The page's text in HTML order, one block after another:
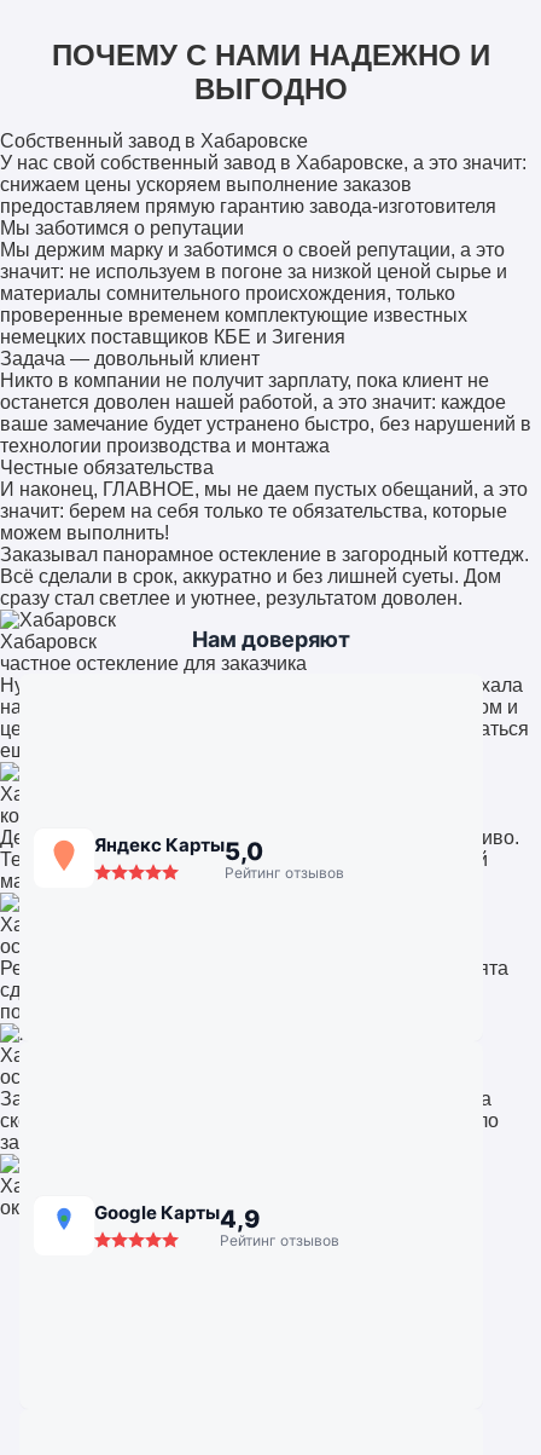
ПОЧЕМУ С НАМИ НАДЕЖНО И
ВЫГОДНО
Собственный завод в Хабаровске
У нас свой собственный завод в Хабаровске, а это значит:
снижаем цены ускоряем выполнение заказов
предоставляем прямую гарантию завода-изготовителя
Мы заботимся о репутации
Мы держим марку и заботимся о своей репутации, а это
значит: не используем в погоне за низкой ценой сырье и
материалы сомнительного происхождения, только
проверенные временем комплектующие известных
немецких поставщиков КБЕ и Зигения
Задача — довольный клиент
Никто в компании не получит зарплату, пока клиент не
останется доволен нашей работой, а это значит: каждое
ваше замечание будет устранено быстро, без нарушений в
технологии производства и монтажа
Честные обязательства
И наконец, ГЛАВНОЕ, мы не даем пустых обещаний, а это
значит: берем на себя только те обязательства, которые
можем выполнить!
Заказывал панорамное остекление в загородный коттедж.
Всё сделали в срок, аккуратно и без лишней суеты. Дом
сразу стал светлее и уютнее, результатом доволен.
Хабаровск
частное остекление для заказчика
Нужно было остекление офиса. Команда быстро выехала
на замеры, предложили несколько решений. Качеством и
ценой остались довольны, обязательно будем обращаться
ещё.
Хабаровск
компания «СтройАльянс++»
Делал остекление лоджии. Всё чисто, аккуратно, красиво.
Теперь это полноценная комната, а не склад. Работой
мастеров доволен на 100%.
Хабаровск
остекление квартиры
Решили поставить панорамные окна в гостиную. Ребята
сделали всё очень профессионально, учли наши
пожелания. Теперь вид на сад просто потрясающий.
Хабаровск
остекление коттеджа в под Хабаровском
Заказывала замену окон в квартире. Приятно удивила
скорость и внимание к деталям. После установки стало
заметно теплее и тише. Отличная компания!
Хабаровск
окна для квартиры
Нам доверяют
Яндекс Карты5,0
Рейтинг отзывов
Google Карты4,9
Рейтинг отзывов